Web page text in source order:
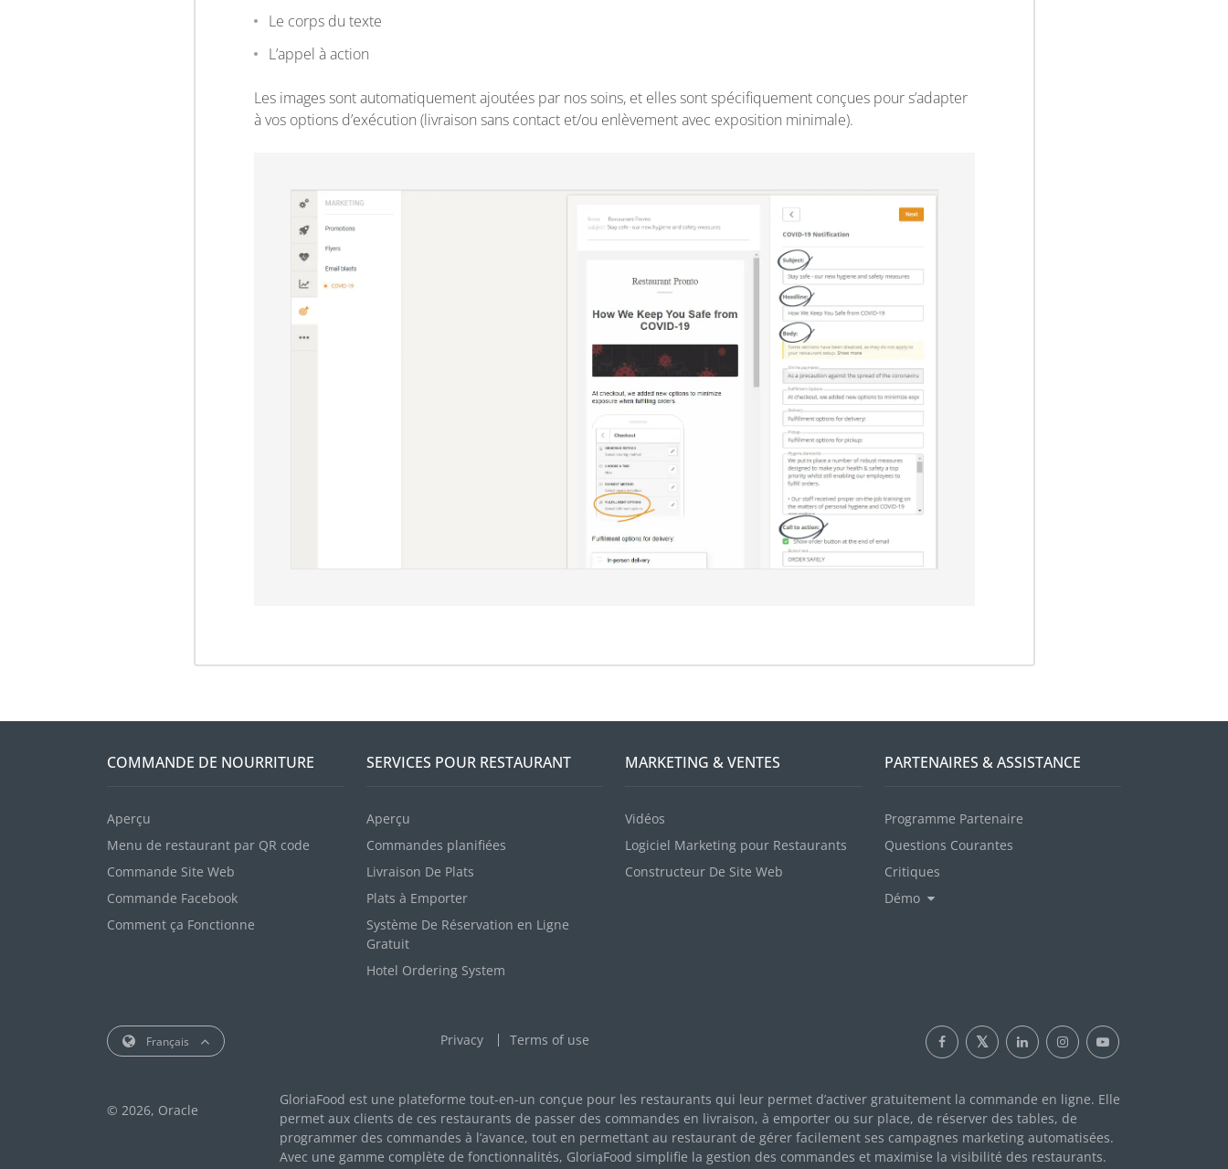
Le corps du texte
L’appel à action
Les images sont automatiquement ajoutées par nos soins, et elles sont spécifiquement conçues pour s’adapter
à vos options d’exécution (livraison sans contact et/ou enlèvement avec exposition minimale).
COMMANDE DE NOURRITURE
Aperçu
Menu de restaurant par QR code
Commande Site Web
Commande Facebook
Comment ça Fonctionne
SERVICES POUR RESTAURANT
Aperçu
Commandes planifiées
Livraison De Plats
Plats à Emporter
Système De Réservation en Ligne
Gratuit
Hotel Ordering System
MARKETING & VENTES
Vidéos
Logiciel Marketing pour Restaurants
Constructeur De Site Web
PARTENAIRES & ASSISTANCE
Programme Partenaire
Questions Courantes
Critiques
Démo
Français Privacy Terms of use
© 2026, Oracle
GloriaFood est une plateforme tout-en-un conçue pour les restaurants qui leur permet d’activer gratuitement la commande en ligne. Elle
permet aux clients de ces restaurants de passer des commandes en livraison, à emporter ou sur place, de réserver des tables, de
programmer des commandes à l’avance, tout en permettant au restaurant de gérer facilement ses campagnes marketing automatisées.
Avec une gamme complète de fonctionnalités, GloriaFood simplifie la gestion des commandes et maximise la visibilité des restaurants.